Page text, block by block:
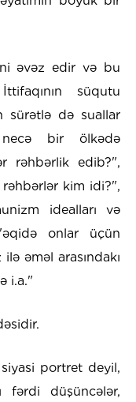
əvəz edir və bu
süqutu
sürətlə də suallar
bir ölkədə
rəhbərlik edib?",
kim idi?",
idealları və
onlar üçün
əməl arasındakı
i.a."
portret deyil,
fərdi düşüncələr,